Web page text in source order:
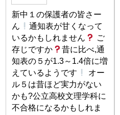
新中１の保護者の皆さー
ん
通知表が甘くなって
いるかもしれません
ご
存じですか
昔に比べ,通
知表の５が1.3～1.4倍に増
えているようです
オー
ル５は昔ほど実力がない
かも?公立高校文理学科に
不合格になるかもしれま